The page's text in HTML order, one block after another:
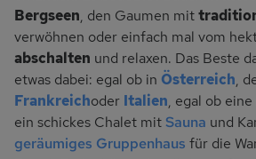
Bergseen, den Gaumen mit
verwöhnen oder einfach mal vom
abschalten und relaxen. Das Beste
etwas dabei: egal ob in Österreich,
Frankreichoder Italien, egal ob
ein schickes Chalet mitSauna und
geräumiges Gruppenhaus für die